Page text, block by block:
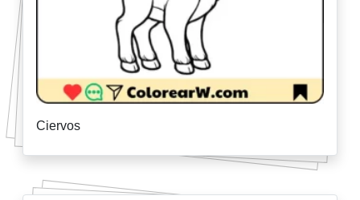
Ciervos